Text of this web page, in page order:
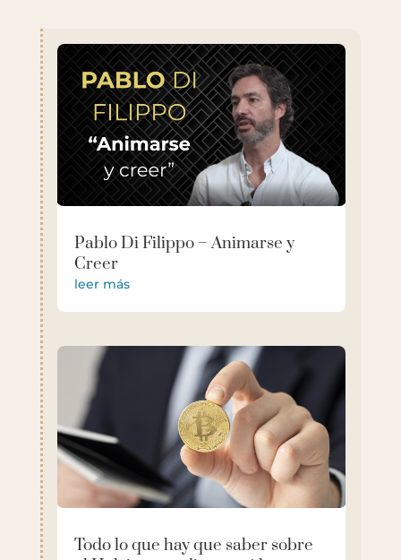
Pablo Di Filippo – Animarse y
Creer
leer más
Todo lo que hay que saber sobre